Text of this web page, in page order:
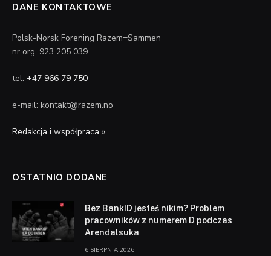
DANE KONTAKTOWE
Polsk-Norsk Forening Razem=Sammen
nr org. 923 205 039
tel. +47 966 79 750
e-mail: kontakt@razem.no
Redakcja i współpraca »
OSTATNIO DODANE
Bez BankID jesteś nikim? Problem
pracowników z numerem D podczas
Arendalsuka
6 SIERPNIA 2026